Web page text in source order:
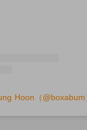
Sung Hoon（